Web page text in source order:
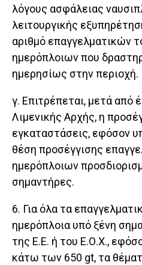
λόγους ασφάλειας
λειτουργικής
αριθμό επαγγελματικών
ημερόπλοιων που
ημερησίως στην περιοχή.
γ. Επιτρέπεται, μετά από
Λιμενικής Αρχής, η
εγκαταστάσεις, εφόσον
θέση προσέγγισης
ημερόπλοιων
σημαντήρες.
6. Για όλα τα
ημερόπλοια υπό ξένη
της Ε.Ε. ή του Ε.Ο.Χ.,
κάτω των 650 gt, τα